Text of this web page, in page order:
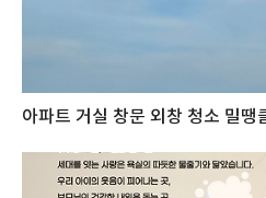
아파트 거실 창문 외창 청소 밀땡